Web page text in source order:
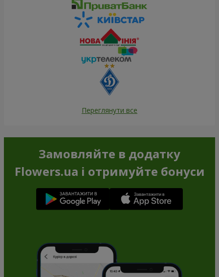
Переглянути все
Замовляйте в додатку
Flowers.ua і отримуйте бонуси